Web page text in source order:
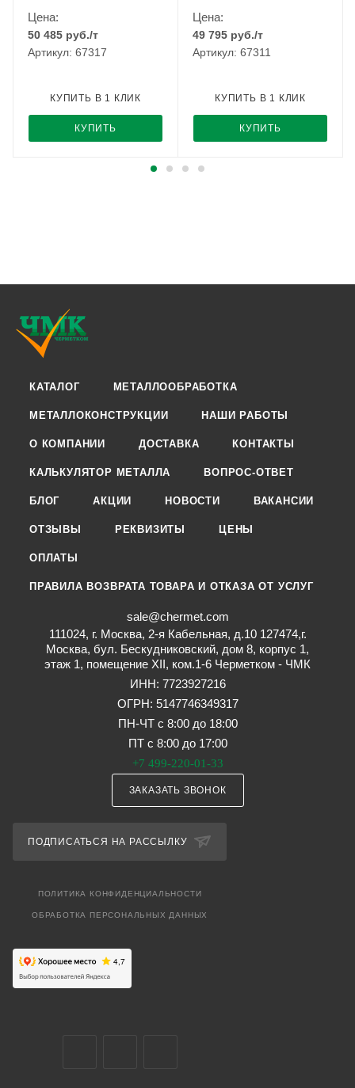
Цена:
50 485 руб./т
Артикул: 67317
КУПИТЬ
КУПИТЬ В 1 КЛИК
Цена:
49 795 руб./т
Артикул: 67311
КУПИТЬ
КУПИТЬ В 1 КЛИК
КАТАЛОГ МЕТАЛЛООБРАБОТКА
МЕТАЛЛОКОНСТРУКЦИИ НАШИ РАБОТЫ
О КОМПАНИИ ДОСТАВКА КОНТАКТЫ
КАЛЬКУЛЯТОР МЕТАЛЛА ВОПРОС-ОТВЕТ
БЛОГ АКЦИИ НОВОСТИ ВАКАНСИИ
ОТЗЫВЫ РЕКВИЗИТЫ ЦЕНЫ
ОПЛАТЫ
ПРАВИЛА ВОЗВРАТА ТОВАРА И ОТКАЗА ОТ УСЛУГ
sale@chermet.com
111024, г. Москва, 2-я Кабельная, д.10 127474,г.
Москва, бул. Бескудниковский, дом 8, корпус 1,
этаж 1, помещение XII, ком.1-6 Черметком - ЧМК
ИНН: 7723927216
ОГРН: 5147746349317
ПН-ЧТ с 8:00 до 18:00
ПТ с 8:00 до 17:00
+7 499-220-01-33
ЗАКАЗАТЬ ЗВОНОК
ПОДПИСАТЬСЯ НА РАССЫЛКУ
ПОЛИТИКА КОНФИДЕНЦИАЛЬНОСТИ
ОБРАБОТКА ПЕРСОНАЛЬНЫХ ДАННЫХ